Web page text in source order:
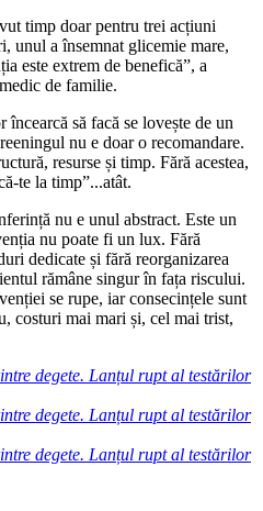
timp doar pentru trei acțiuni
unul a însemnat glicemie mare,
este extrem de benefică”, a
de familie.
să facă se lovește de un
nu e doar o recomandare.
resurse și timp. Fără acestea,
te la timp”...atât.
nu e unul abstract. Este un
nu poate fi un lux. Fără
dedicate și fără reorganizarea
rămâne singur în fața riscului.
se rupe, iar consecințele sunt
costuri mai mari și, cel mai trist,